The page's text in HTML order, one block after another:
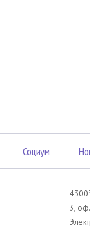
Социум
3,